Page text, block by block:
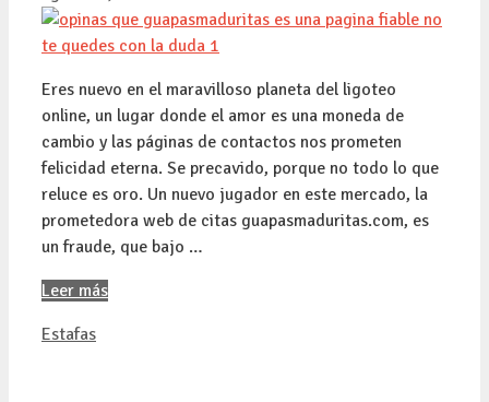
Eres nuevo en el maravilloso planeta del ligoteo
online, un lugar donde el amor es una moneda de
cambio y las páginas de contactos nos prometen
felicidad eterna. Se precavido, porque no todo lo que
reluce es oro. Un nuevo jugador en este mercado, la
prometedora web de citas guapasmaduritas.com, es
un fraude, que bajo …
Leer más
Categorías
Estafas